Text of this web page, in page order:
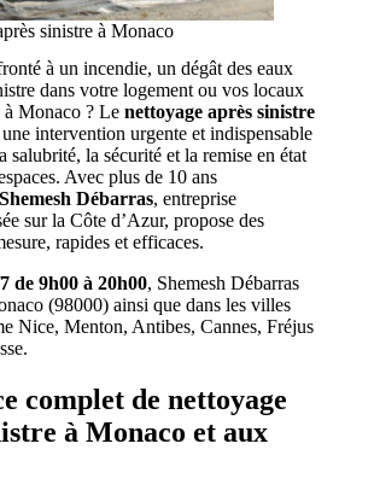
sinistre à Monaco
à un incendie, un dégât des eaux
dans votre logement ou vos locaux
à Monaco ? Le nettoyage après sinistre
une intervention urgente et indispensable
salubrité, la sécurité et la remise en état
Avec plus de 10 ans
Shemesh Débarras, entreprise
sur la Côte d’Azur, propose des
rapides et efficaces.
de 9h00 à 20h00, Shemesh Débarras
(98000) ainsi que dans les villes
Nice, Menton, Antibes, Cannes, Fréjus
complet de nettoyage
à Monaco et aux